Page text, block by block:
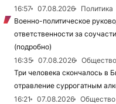
16:57
07.08.2026
Политика
Военно-политическое
ответственности за
(подробно)
16:35
07.08.2026
Общество
Три человека скончалось в
отравление суррогатным
16:21
07.08.2026
Общество